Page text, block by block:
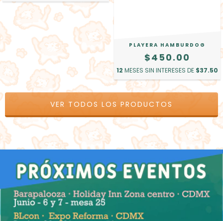
PLAYERA HAMBURDOG
$450.00
12 MESES SIN INTERESES DE $37.50
VER TODOS LOS PRODUCTOS